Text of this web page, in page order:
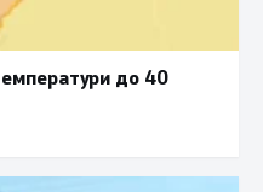
до 40